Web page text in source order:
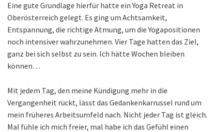
Eine gute Grundlage hierfür hatte ein Yoga Retreat in
Oberösterreich gelegt. Es ging um Achtsamkeit,
Entspannung, die richtige Atmung, um die Yogapositionen
noch intensiver wahrzunehmen. Vier Tage hatten das Ziel,
ganz bei sich selbst zu sein. Ich hätte Wochen bleiben
können…
Mit jedem Tag, den meine Kündigung mehr in die
Vergangenheit rückt, lässt das Gedankenkarrussel rund um
mein früheres Arbeitsumfeld nach. Nicht jeder Tag ist gleich.
Mal fühle ich mich freier, mal habe ich das Gefühl einen